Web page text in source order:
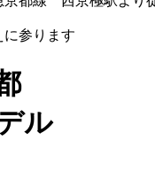
に参ります
ル